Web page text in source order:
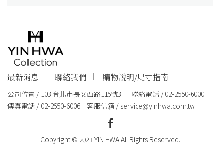
最新消息 聯絡我們 購物說明/尺寸指南
公司位置 / 103 台北市長安西路115號3F 聯絡電話 / 02-2550-6000
傳真電話 / 02-2550-6006 客服信箱 / service@yinhwa.com.tw
Copyright © 2021 YIN HWA All Rights Reserved.